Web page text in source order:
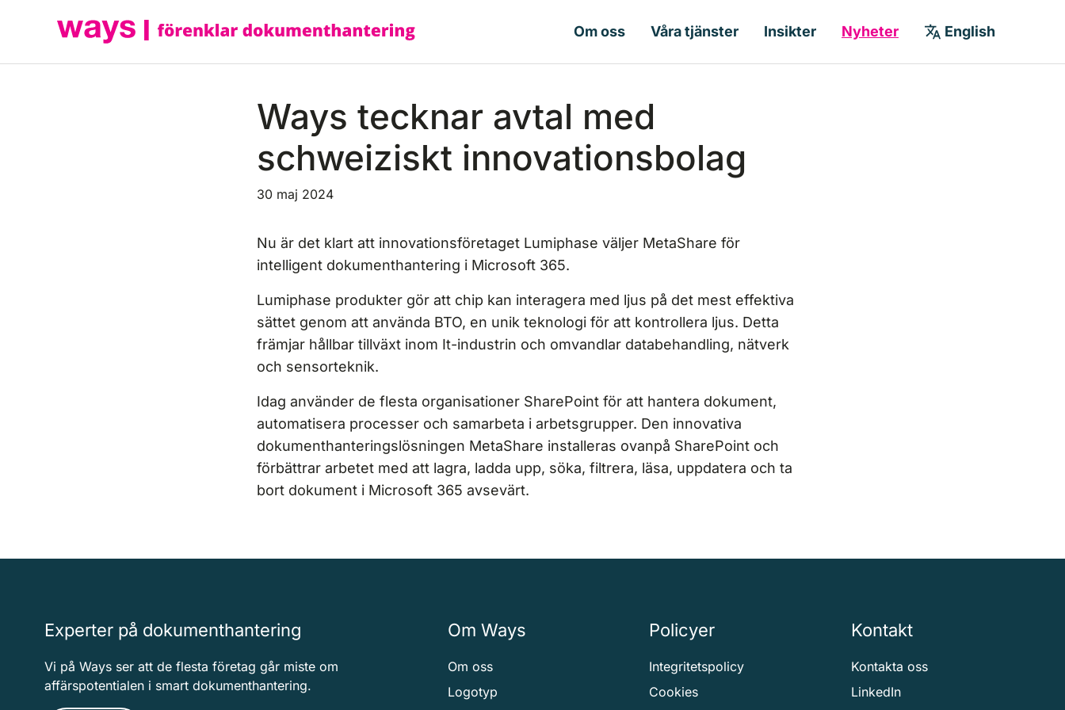
Om oss Våra tjänster Insikter Nyheter English
Ways tecknar avtal med
schweiziskt innovationsbolag
30 maj 2024
Nu är det klart att innovationsföretaget Lumiphase väljer MetaShare för
intelligent dokumenthantering i Microsoft 365.
Lumiphase produkter gör att chip kan interagera med ljus på det mest effektiva
sättet genom att använda BTO, en unik teknologi för att kontrollera ljus. Detta
främjar hållbar tillväxt inom It-industrin och omvandlar databehandling, nätverk
och sensorteknik.
Idag använder de flesta organisationer SharePoint för att hantera dokument,
automatisera processer och samarbeta i arbetsgrupper. Den innovativa
dokumenthanteringslösningen MetaShare installeras ovanpå SharePoint och
förbättrar arbetet med att lagra, ladda upp, söka, filtrera, läsa, uppdatera och ta
bort dokument i Microsoft 365 avsevärt.
Experter på dokumenthantering
Vi på Ways ser att de flesta företag går miste om
affärspotentialen i smart dokumenthantering.
Om Ways
Om oss
Logotyp
Policyer
Integritetspolicy
Cookies
Kontakt
Kontakta oss
LinkedIn